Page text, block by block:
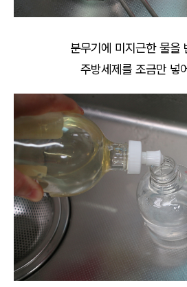
분무기에 미지근한 물을
주방세제를 조금만 넣